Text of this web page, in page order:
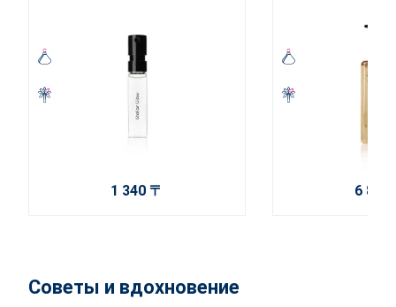
1 340 〒 6 850
Советы и вдохновение